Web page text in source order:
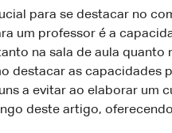
para se destacar no
um professor é a
na sala de aula quanto
destacar as capacidades
a evitar ao elaborar um
deste artigo,